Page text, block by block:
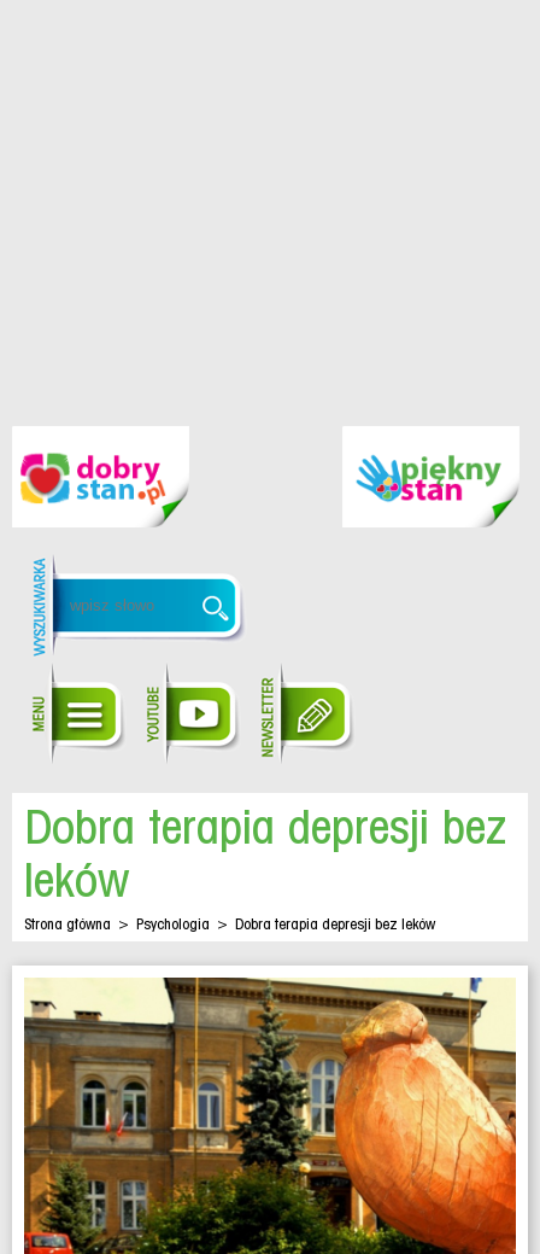
Dobra terapia depresji bez
leków
Strona główna > Psychologia > Dobra terapia depresji bez leków